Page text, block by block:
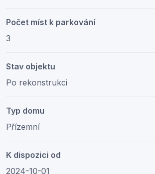
Počet míst k parkování
3
Stav objektu
Po rekonstrukci
Typ domu
Přízemní
K dispozici od
2024-10-01